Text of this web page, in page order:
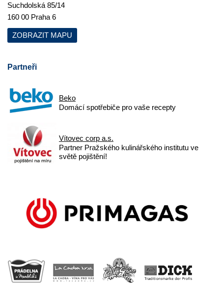
Suchdolská 85/14
160 00 Praha 6
ZOBRAZIT MAPU
Partneři
Beko
Domácí spotřebiče pro vaše recepty
Vítovec corp a.s.
Partner Pražského kulinářského institutu ve
světě pojištění!